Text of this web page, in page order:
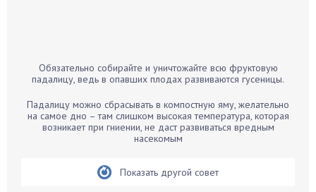
Бархатцы
Белые грибы
Бирючина
Обязательно собирайте и уничтожайте всю фруктовую
падалицу, ведь в опавших плодах развиваются гусеницы.
Падалицу можно сбрасывать в компостную яму, желательно
на самое дно – там слишком высокая температура, которая
возникает при гниении, не даст развиваться вредным
насекомым
Показать другой совет